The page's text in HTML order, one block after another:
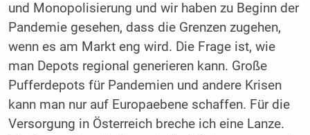
und Monopolisierung und wir haben zu Beginn der
Pandemie gesehen, dass die Grenzen zugehen,
wenn es am Markt eng wird. Die Frage ist, wie
man Depots regional generieren kann. Große
Pufferdepots für Pandemien und andere Krisen
kann man nur auf Europaebene schaffen. Für die
Versorgung in Österreich breche ich eine Lanze.